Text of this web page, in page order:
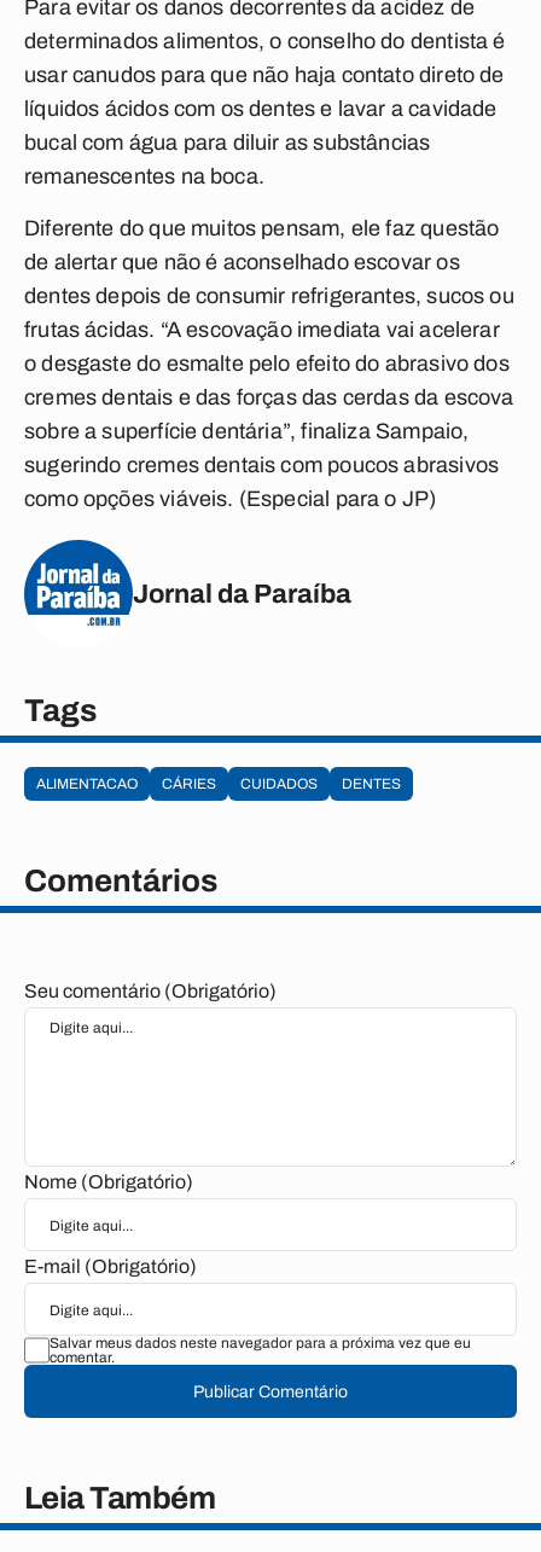
Para evitar os danos decorrentes da acidez de
determinados alimentos, o conselho do dentista é
usar canudos para que não haja contato direto de
líquidos ácidos com os dentes e lavar a cavidade
bucal com água para diluir as substâncias
remanescentes na boca.
Diferente do que muitos pensam, ele faz questão
de alertar que não é aconselhado escovar os
dentes depois de consumir refrigerantes, sucos ou
frutas ácidas. “A escovação imediata vai acelerar
o desgaste do esmalte pelo efeito do abrasivo dos
cremes dentais e das forças das cerdas da escova
sobre a superfície dentária”, finaliza Sampaio,
sugerindo cremes dentais com poucos abrasivos
como opções viáveis. (Especial para o JP)
Jornal da Paraíba
Tags
ALIMENTACAO CÁRIES CUIDADOS DENTES
Comentários
Seu comentário (Obrigatório)
Nome (Obrigatório)
E-mail (Obrigatório)
Salvar meus dados neste navegador para a próxima vez que eu
comentar.
Publicar Comentário
Leia Também